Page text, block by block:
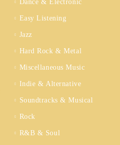
Dance & Electronic
Easy Listening
Jazz
Hard Rock & Metal
Miscellaneous Music
Indie & Alternative
Soundtracks & Musical
Rock
R&B & Soul